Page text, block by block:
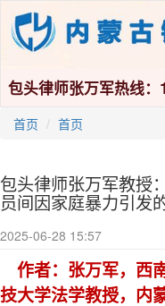
包头律师张万军热线：
首页 首页
包头律师张万军教
员间因家庭暴力引发
2025-06-28 15:57
作者：张万军，西
技大学法学教授，内